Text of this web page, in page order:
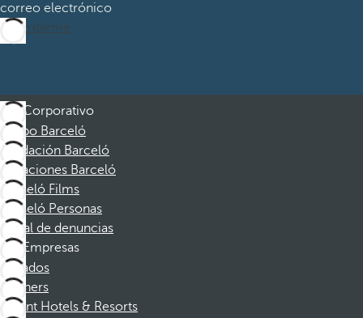
correo electrónico
Suscribirme
Corporativo
Grupo Barceló
Fundación Barceló
Vacaciones Barceló
Barceló Films
Barceló Personas
Canal de denuncias
Empresas
Afiliados
Partners
Dorint Hotels & Resorts